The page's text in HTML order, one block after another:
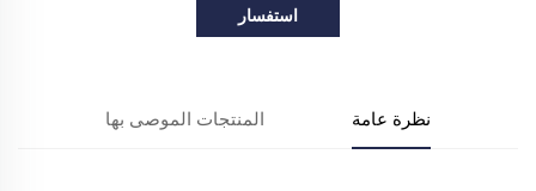
استفسار
نظرة عامة المنتجات الموصى بها